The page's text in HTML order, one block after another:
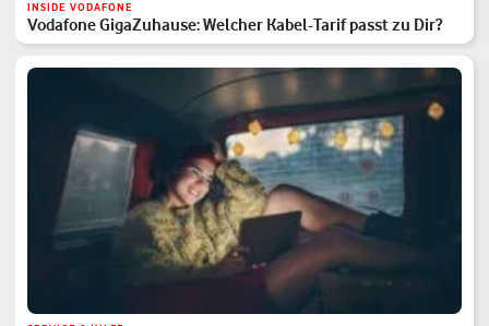
INSIDE VODAFONE
Vodafone GigaZuhause: Welcher Kabel-Tarif passt zu Dir?